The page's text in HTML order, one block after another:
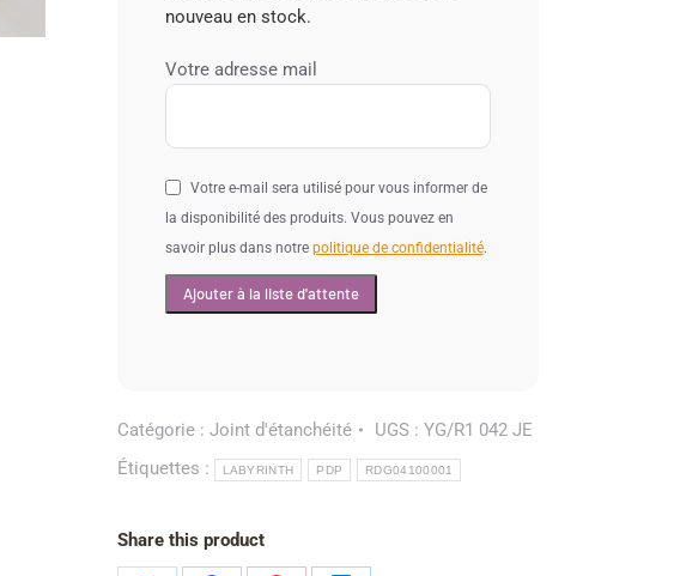
nouveau en stock.
Votre adresse mail
Votre e-mail sera utilisé pour vous informer de
la disponibilité des produits. Vous pouvez en
savoir plus dans notre politique de confidentialité.
Catégorie : Joint d'étanchéité UGS : YG/R1 042 JE
Étiquettes :
LABYRINTH PDP RDG04100001
Share this product